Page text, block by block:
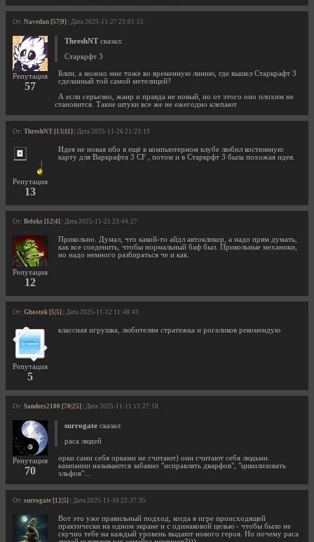
От: Navedan [57|9] | Дата 2025-11-27 23:01:51
Репутация
57
ThreshNTсказал:
Старкрфт 3
Блин, а можно мне тоже во временную линию, где вышел Старкрафт 3
сделанный той самой метелицей?
А если серьезно, жанр и правда не новый, но от этого оно плохим не
становится. Такие штуки все же не ежегодно клепают
От: ThreshNT [13|11] | Дата 2025-11-26 21:23:19
Репутация
13
Идея не новая ибо я ещё в компьютерном клубе любил костюмную
карту для Варкрафта 3 CF , потом и в Старкрфт 3 была похожая идея.
От: Beloks [12|4] | Дата 2025-11-21 23:44:27
Репутация
12
Прикольно. Думал, что какой-то айдл автокликер, а надо прям думать,
как все соеденить, чтобы нормальный баф был. Прикольные механики,
но надо немного разбираться че и как.
От: Ghostok [5|5] | Дата 2025-11-12 11:48:43
Репутация
5
классная игрушка, любителям стратежка и рогаликов рекомендую
От: Sanders2100 [70|25] | Дата 2025-11-11 13:27:18
Репутация
70
surrogate сказал:
раса людей
орки сами себя орками не считают) они считают себя людьми.
кампании называются забавно "исправлять дварфов", "цивилизовать
эльфов"...
От: surrogate [12|5] | Дата 2025-11-10 22:37:35
Вот это уже правильный подход, когда в игре происходящей
практически на одном экране и с одинаковой целью - чтобы было не
скучно тебе на каждый уровень выдают нового героя. Но почему раса